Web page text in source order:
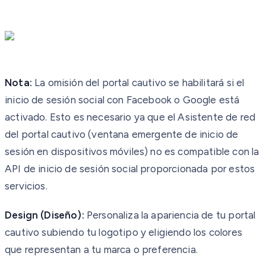
Nota: La omisión del portal cautivo se habilitará si el
inicio de sesión social con Facebook o Google está
activado. Esto es necesario ya que el Asistente de red
del portal cautivo (ventana emergente de inicio de
sesión en dispositivos móviles) no es compatible con la
API de inicio de sesión social proporcionada por estos
servicios.
Design (Diseño): Personaliza la apariencia de tu portal
cautivo subiendo tu logotipo y eligiendo los colores
que representan a tu marca o preferencia.